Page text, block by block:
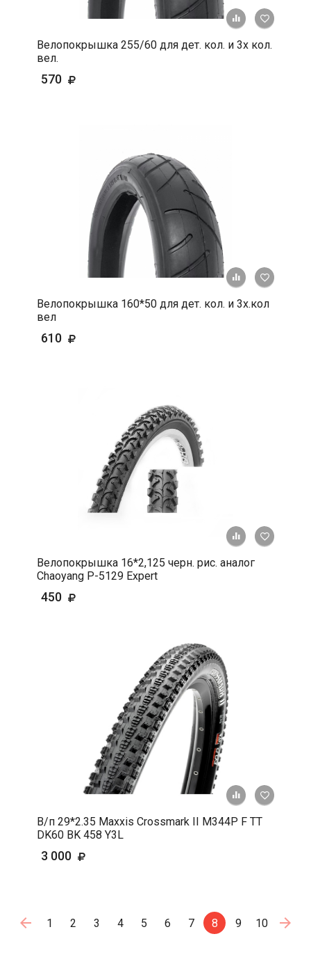
+ К
Велопокрышка 255/60 для дет. кол. и 3х кол.
вел.
570
+ К
Велопокрышка 160*50 для дет. кол. и 3х.кол
вел
610
+ К
Велопокрышка 16*2,125 черн. рис. аналог
Chaoyang P-5129 Expert
450
+ К
В/п 29*2.35 Maxxis Crossmark II M344P F TT
DK60 BK 458 Y3L
3 000
1 2 3 4 5 6 7 8 9 10